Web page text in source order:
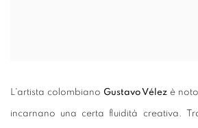
L'artista colombiano Gustavo Vélez è
incarnano una certa fluidità creativa.